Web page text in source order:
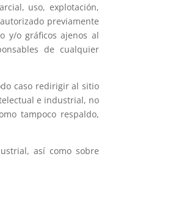
uso, explotación,
previamente
y/o gráficos ajenos al
de cualquier
caso redirigir al sitio
e industrial, no
tampoco respaldo,
así como sobre